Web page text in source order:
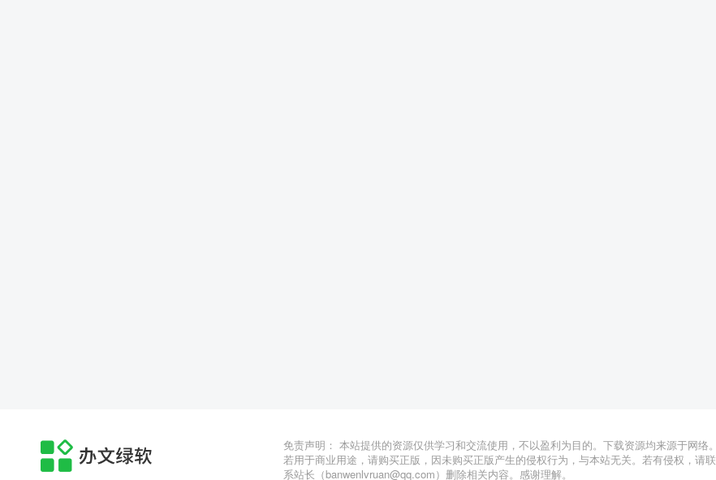
免责声明： 本站提供的资源仅供学习和交流使用，不以盈利为目的。下载资源均来源于网络。
若用于商业用途，请购买正版，因未购买正版产生的侵权行为，与本站无关。若有侵权，请联
系站长（banwenlvruan@qq.com）删除相关内容。感谢理解。